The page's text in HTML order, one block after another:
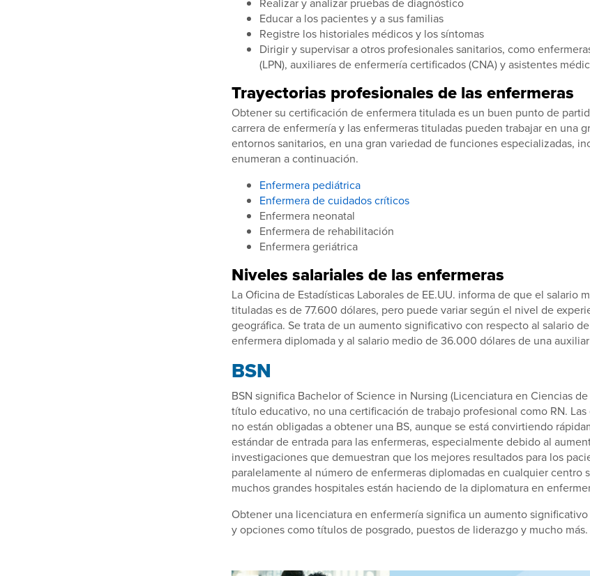
Educar a los pacientes y a sus familias
Registre los historiales médicos y los síntomas
Dirigir y supervisar a otros profesionales sanitarios, como
(LPN), auxiliares de enfermería certificados (CNA) y asistentes
Trayectorias profesionales de las enfermeras
Obtener su certificación de enfermera titulada es un buen punto de
carrera de enfermería y las enfermeras tituladas pueden trabajar en una
entornos sanitarios, en una gran variedad de funciones especializadas,
enumeran a continuación.
Enfermera pediátrica
Enfermera de cuidados críticos
Enfermera neonatal
Enfermera de rehabilitación
Enfermera geriátrica
Niveles salariales de las enfermeras
La Oficina de Estadísticas Laborales de EE.UU. informa de que el salario
tituladas es de 77.600 dólares, pero puede variar según el nivel de
geográfica. Se trata de un aumento significativo con respecto al salario
enfermera diplomada y al salario medio de 36.000 dólares de una
BSN
BSN significa Bachelor of Science in Nursing (Licenciatura en Ciencias
título educativo, no una certificación de trabajo profesional como RN.
no están obligadas a obtener una BS, aunque se está convirtiendo
estándar de entrada para las enfermeras, especialmente debido al
investigaciones que demuestran que los mejores resultados para los
paralelamente al número de enfermeras diplomadas en cualquier centro
muchos grandes hospitales están haciendo de la diplomatura en
Obtener una licenciatura en enfermería significa un aumento
y opciones como títulos de posgrado, puestos de liderazgo y mucho más.